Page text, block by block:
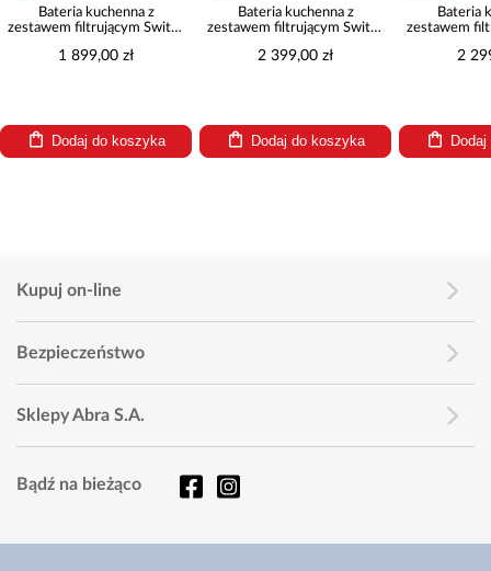
Bateria kuchenna z
zestawem filtrującym Switch
1 899,00 zł
Dodaj do koszyka
Bateria kuchenna z
zestawem filtrującym Switch
2 399,00 zł
Dodaj do koszyka
Bateria
zestawem
2
Kupuj on-line
Bezpieczeństwo
Sklepy Abra S.A.
Bądź na bieżąco